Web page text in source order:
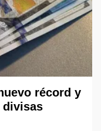
récord y
divisas